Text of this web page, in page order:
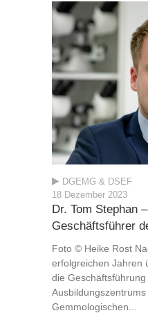
DGEMG & DSEF
18 Dezember 2023
Dr. Tom Stephan
Geschäftsführer
Foto © Heike Rost
erfolgreichen Jahren
die
Gemmologischen...